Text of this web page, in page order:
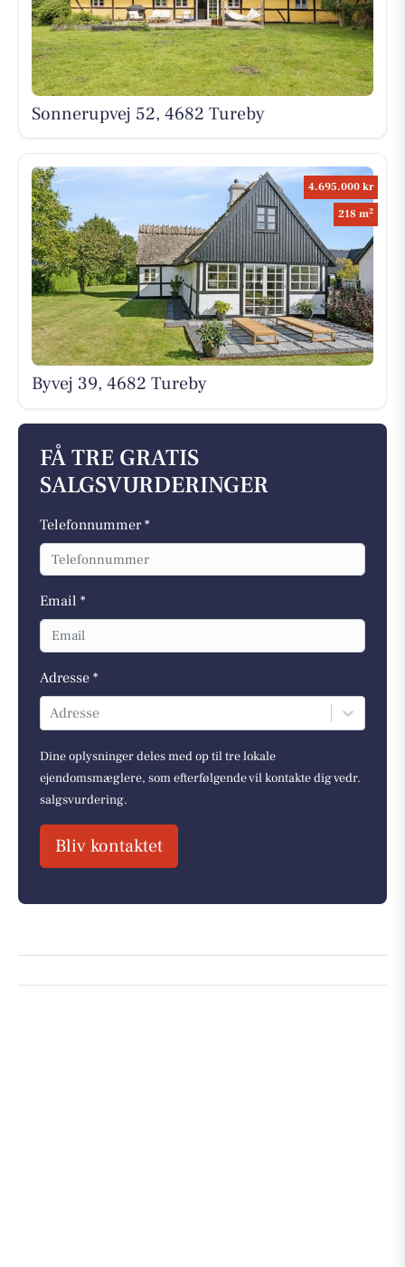
Sonnerupvej 52, 4682 Tureby
4.695.000 kr
218 m2
Byvej 39, 4682 Tureby
FÅ TRE GRATIS
SALGSVURDERINGER
Telefonnummer *
Email *
Adresse *
Adresse
Dine oplysninger deles med op til tre lokale
ejendomsmæglere, som efterfølgende vil kontakte dig vedr.
salgsvurdering.
Bliv kontaktet